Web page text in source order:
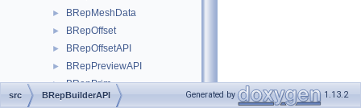
► BRepMeshData
► BRepOffset
► BRepOffsetAPI
► BRepPreviewAPI
► BRepPrim
► BRepPrimAPI
src BRepBuilderAPI Generated by 1.13.2